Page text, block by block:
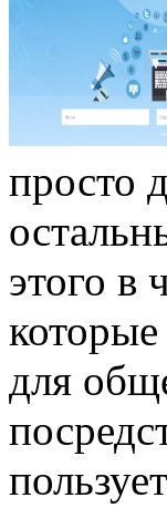
просто
этого в
для